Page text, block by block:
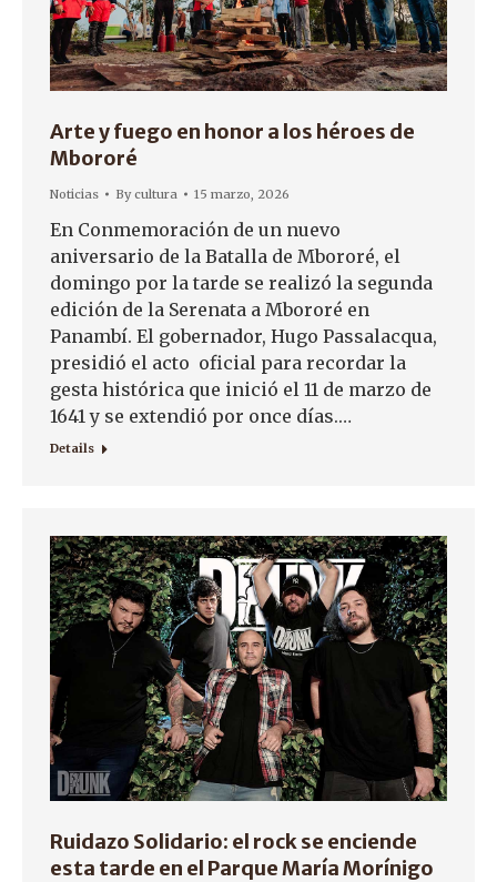
Arte y fuego en honor a los héroes de
Mbororé
Noticias Bycultura 15 marzo, 2026
En Conmemoración de un nuevo
aniversario de la Batalla de Mbororé, el
domingo por la tarde se realizó la segunda
edición de la Serenata a Mbororé en
Panambí. El gobernador, Hugo Passalacqua,
presidió el acto oficial para recordar la
gesta histórica que inició el 11 de marzo de
1641 y se extendió por once días.…
Details
Ruidazo Solidario: el rock se enciende
esta tarde en el Parque María Morínigo